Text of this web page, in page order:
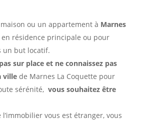
ou un appartement à Marnes
en résidence principale ou pour
un but locatif.
sur place et ne connaissez pas
ville de Marnes La Coquette pour
sérénité, vous souhaitez être
l’immobilier vous est étranger, vous